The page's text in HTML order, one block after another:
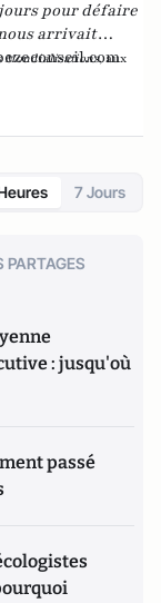
jours pour défaire
arrivait
Mondialisations, aux
imaginaire"
7 Jours
PARTAGES
: jusqu'où
passé